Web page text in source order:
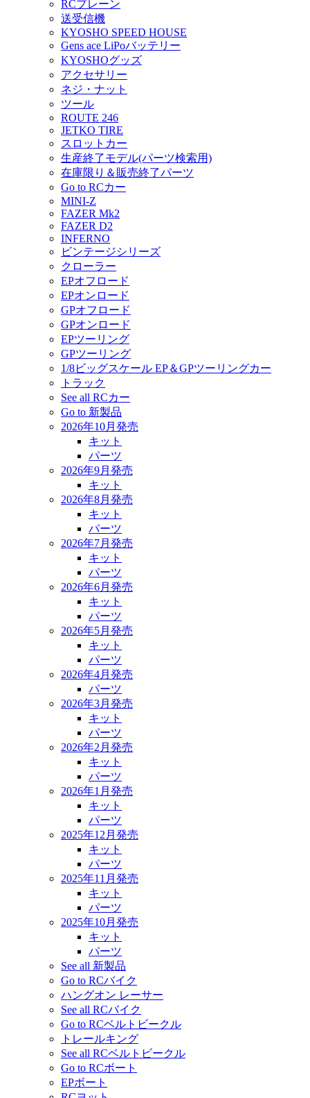
RCプレーン
送受信機
KYOSHO SPEED HOUSE
Gens ace LiPoバッテリー
KYOSHOグッズ
アクセサリー
ネジ・ナット
ツール
ROUTE 246
JETKO TIRE
スロットカー
生産終了モデル(パーツ検索用)
在庫限り＆販売終了パーツ
Go to RCカー
MINI-Z
FAZER Mk2
FAZER D2
INFERNO
ビンテージシリーズ
クローラー
EPオフロード
EPオンロード
GPオフロード
GPオンロード
EPツーリング
GPツーリング
1/8ビッグスケール EP＆GPツーリングカー
トラック
See all RCカー
Go to 新製品
2026年10月発売
キット
パーツ
2026年9月発売
キット
2026年8月発売
キット
パーツ
2026年7月発売
キット
パーツ
2026年6月発売
キット
パーツ
2026年5月発売
キット
パーツ
2026年4月発売
パーツ
2026年3月発売
キット
パーツ
2026年2月発売
キット
パーツ
2026年1月発売
キット
パーツ
2025年12月発売
キット
パーツ
2025年11月発売
キット
パーツ
2025年10月発売
キット
パーツ
See all 新製品
Go to RCバイク
ハングオン レーサー
See all RCバイク
Go to RCベルトビークル
トレールキング
See all RCベルトビークル
Go to RCボート
EPボート